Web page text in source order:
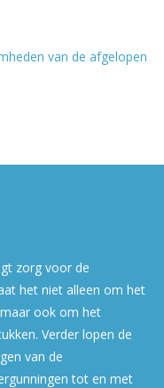
van de afgelopen
zorg voor de
het niet alleen om het
ook om het
Verder lopen de
van de
tot en met